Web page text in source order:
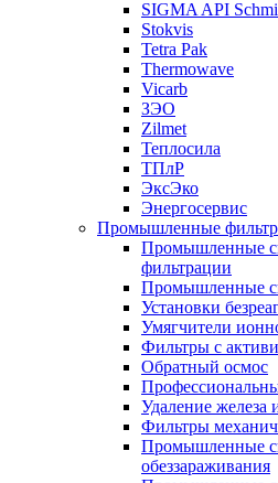
SIGMA API
Stokvis
Tetra Pak
Thermowave
Vicarb
ЗЭО
Zilmet
Теплосила
ТПлР
ЭксЭко
Энергосервис
Промышленные
Промышленные
фильтрации
Промышленные
Установки
Умягчители
Фильтры с
Обратный осмос
Удаление железа
Фильтры
Промышленные
обеззараживания